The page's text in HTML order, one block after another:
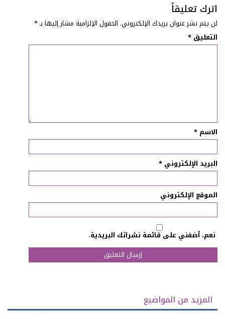
اترك تعليقاً
لن يتم نشر عنوان بريدك الإلكتروني. الحقول الإلزامية مشار إليها بـ*
التعليق *
الاسم *
البريد الإلكتروني *
الموقع الإلكتروني
نعم، أضفني على قائمة نشراتك البريدية.
المزيد من المواضيع